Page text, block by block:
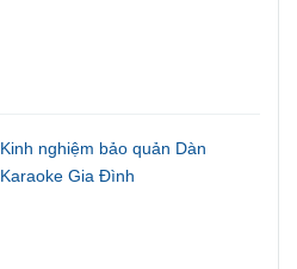
Kinh nghiệm bảo quản Dàn
Karaoke Gia Đình